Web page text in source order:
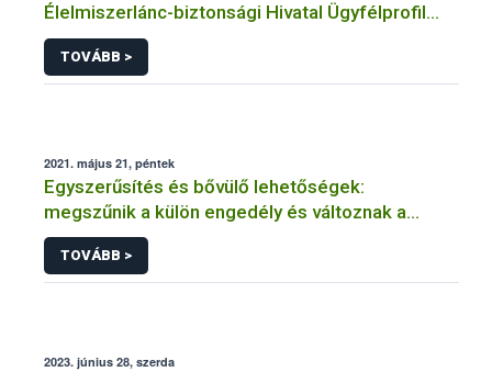
Élelmiszerlánc-biztonsági Hivatal Ügyfélprofil
Rendszerben tenyészet és tartási hely
témakörben intézhető közhatalmi eljárásaihoz
kapcsolódó adatkezeléséhez
TOVÁBB >
2021. május 21, péntek
Egyszerűsítés és bővülő lehetőségek:
megszűnik a külön engedély és változnak a
kistermelői szabályok
TOVÁBB >
2023. június 28, szerda